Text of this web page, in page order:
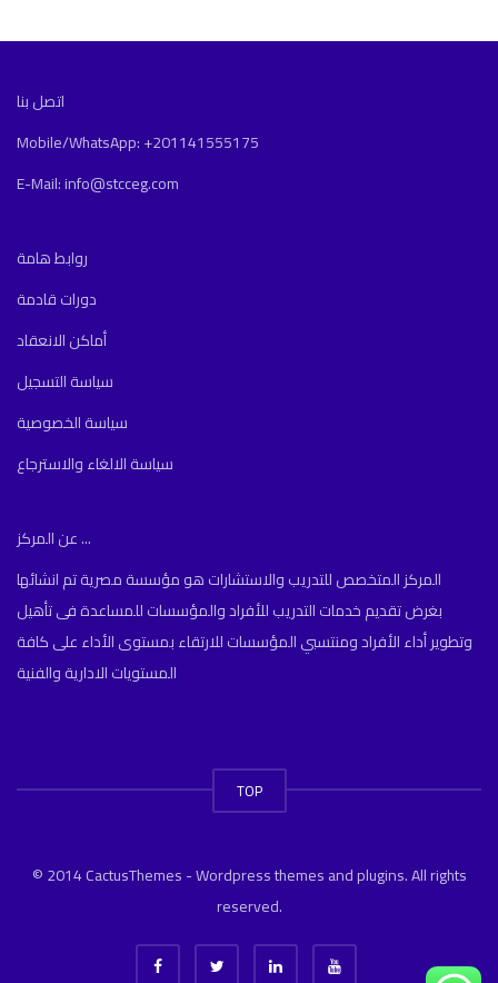
اتصل بنا
Mobile/WhatsApp: +201141555175
E-Mail: info@stcceg.com
روابط هامة
دورات قادمة
أماكن الانعقاد
سياسة التسجيل
سياسة الخصوصية
سياسة الالغاء والاسترجاع
عن المركز ...
المركز المتخصص للتدريب والاستشارات هو مؤسسة مصرية تم انشائها
بغرض تقديم خدمات التدريب للأفراد والمؤسسات للمساعدة فى تأهيل
وتطوير أداء الأفراد ومنتسبي المؤسسات للارتقاء بمستوى الأداء على كافة
المستويات الادارية والفنية
TOP
© 2014 CactusThemes - Wordpress themes and plugins. All rights
reserved.